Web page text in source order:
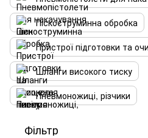
Піскоструминна обробка
Пристрої підготовки та
Шланги високого тиску
Пневмоножиці, різчики
Фільтр